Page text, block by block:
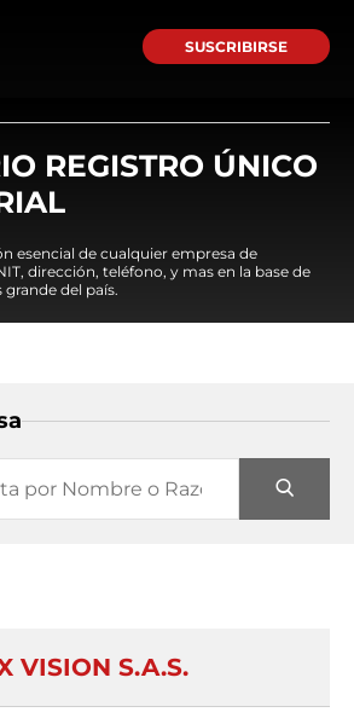
SUSCRIBIRSE
REGISTRO ÚNICO
esencial de cualquier empresa de
dirección, teléfono, y mas en la base de
del país.
VISION S.A.S.